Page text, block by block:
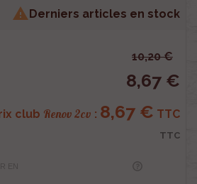
 Derniers articles en stock
10,20 €
8,67 €
club Renov 2cv : 8,67 € TTC
TTC
EN